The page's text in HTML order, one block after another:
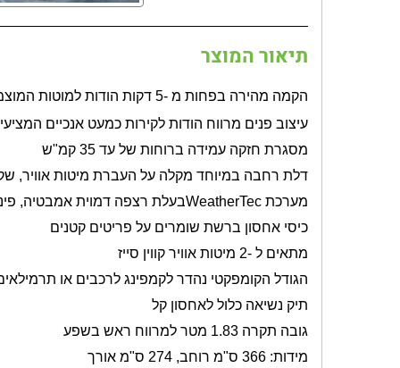
תיאור המוצר
הקמה מהירה בפחות מ -5 דקות הודות למוטות המוצמדות מראש, אוהל
עיצוב פנים מרווח הודות לקירות כמעט אנכיים המציעים 20% יותר מרווח לראש מאשר אוהל
מסגרת חזקה עמידה ברוחות של עד 35 קמ"ש
דלת רחבה במיוחד מקלה על העברת מיטות אוויר,
מערכת WeatherTecבעלת רצפה דמוית אמבטיה,
כיסי אחסון ברשת שומרים על פריטים קטנים
מתאים ל -2 מיטות אוויר קווין סייז
הגודל הקומפקטי נהדר לקמפינג לרכבים או
תיק נשיאה כלול לאחסון קל
גובה תקרה 1.83 מטר למרווח ראש בשפע
מידות: 366 ס"מ רוחב, 274 ס"מ אורך